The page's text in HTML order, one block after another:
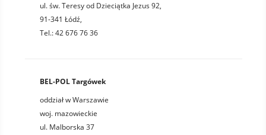
ul. św. Teresy od Dzieciątka Jezus 92,
91-341 Łódź,
Tel.: 42 676 76 36
BEL-POL Targówek
oddział w Warszawie
woj. mazowieckie
ul. Malborska 37